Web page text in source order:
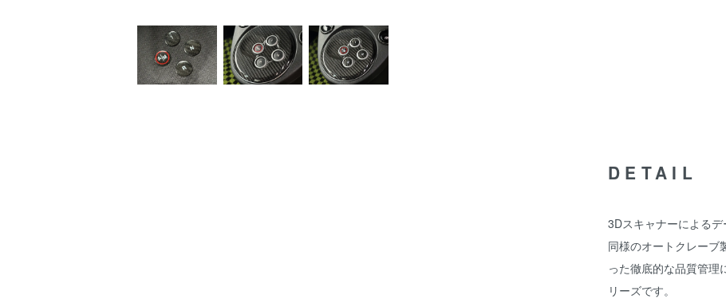
DETAIL
3Dスキャナーによる
同様のオートクレーブ
った徹底的な品質管理
リーズです。